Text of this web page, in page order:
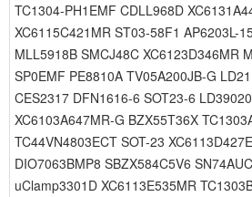
TC1304-PH1EMF CDLL968D
XC6115C421MR ST03-58F1 AP6203L-
MLL5918B SMCJ48C XC6123D346MR
SP0EMF PE8810A TV05A200JB-G
CES2317 DFN1616-6 SOT23-6
XC6103A647MR-G BZX55T36X
TC44VN4803ECT SOT-23
DIO7063BMP8 SBZX584C5V6
uClamp3301D XC6113E535MR